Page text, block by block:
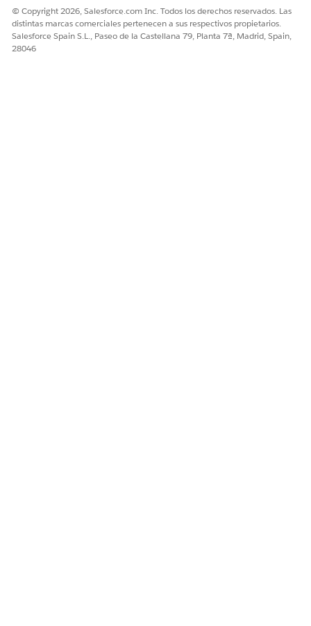
© Copyright 2026, Salesforce.com Inc. Todos los derechos reservados. Las
distintas marcas comerciales pertenecen a sus respectivos propietarios.
Salesforce Spain S.L., Paseo de la Castellana 79, Planta 7ª, Madrid, Spain,
28046